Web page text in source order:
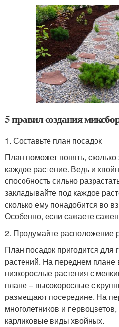
5 правил создания
1. Составьте план посадок
План поможет понять,
каждое растение. Ведь и
способность сильно
закладывайте под каждое
сколько ему понадобится во
Особенно, если сажаете
2. Продумайте расположение
План посадок пригодится для
растений. На переднем
низкорослые растения с
плане – высокорослые с
размещают посередине. На
многолетников и
карликовые виды хвойных.